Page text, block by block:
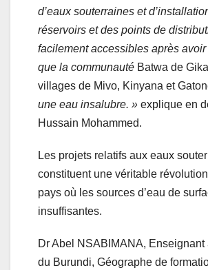
d’eaux souterraines et
réservoirs et des points de
facilement accessibles après
que la communauté Batwa de
villages de Mivo, Kinyana et
une eau insalubre. » explique en
Hussain Mohammed.
Les projets relatifs aux eaux
constituent une véritable
pays où les sources d’eau de
insuffisantes.
Dr Abel NSABIMANA, Enseignant
du Burundi, Géographe de